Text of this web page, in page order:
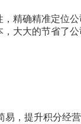
精确精准定位
大大的节省了
易，提升积分经